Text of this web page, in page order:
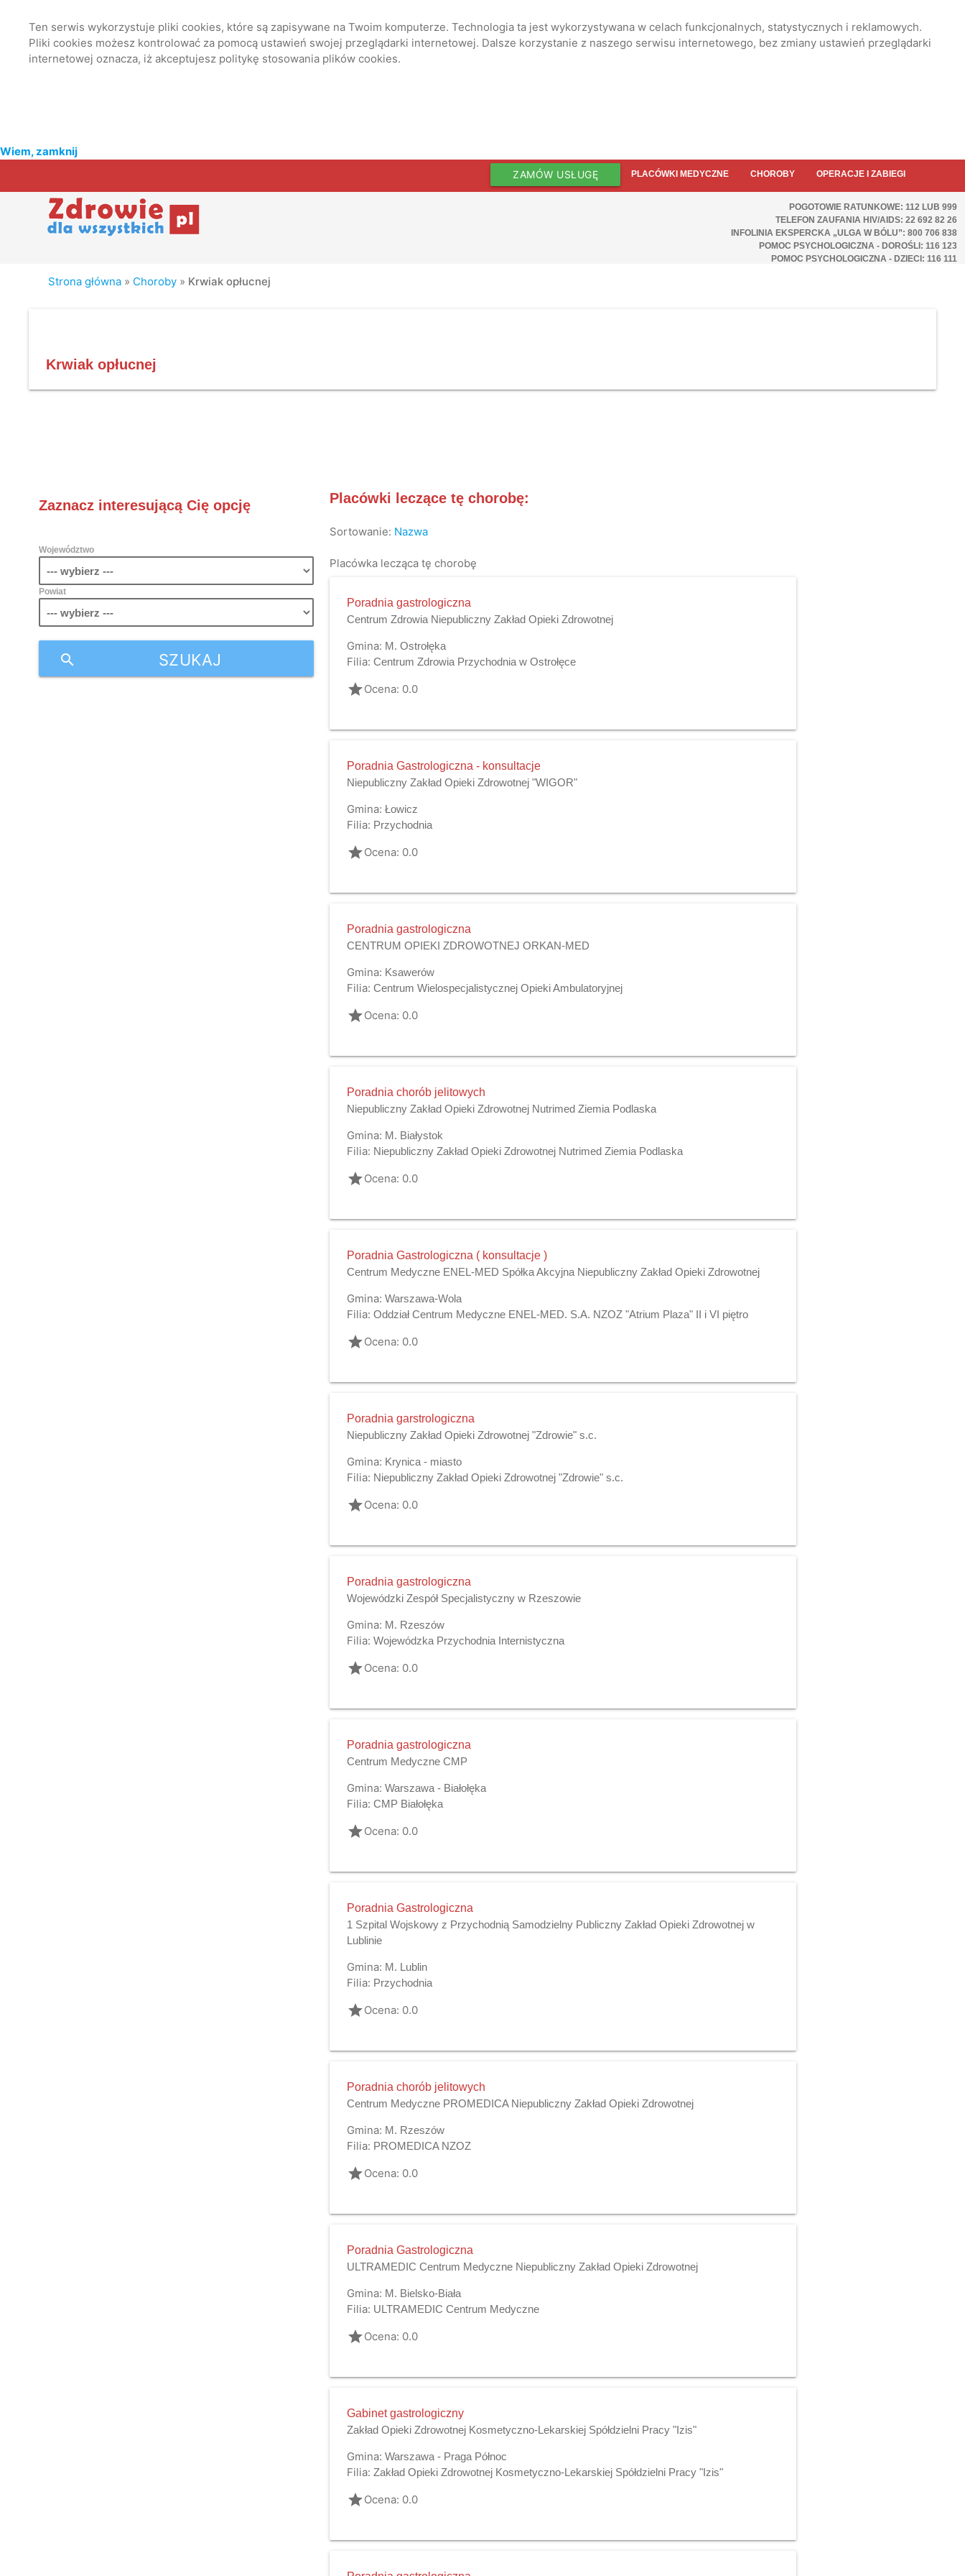
Ten serwis wykorzystuje pliki cookies, które są zapisywane na Twoim komputerze. Technologia ta jest wykorzystywana w celach funkcjonalnych, statystycznych i reklamowych.
Pliki cookies możesz kontrolować za pomocą ustawień swojej przeglądarki internetowej. Dalsze korzystanie z naszego serwisu internetowego, bez zmiany ustawień przeglądarki
internetowej oznacza, iż akceptujesz politykę stosowania plików cookies.
Wiem, zamknij
ZAMÓW USŁUGĘ PLACÓWKI MEDYCZNE CHOROBY OPERACJE I ZABIEGI
POGOTOWIE RATUNKOWE: 112 LUB 999
TELEFON ZAUFANIA HIV/AIDS: 22 692 82 26
INFOLINIA EKSPERCKA „ULGA W BÓLU”: 800 706 838
POMOC PSYCHOLOGICZNA - DOROŚLI: 116 123
POMOC PSYCHOLOGICZNA - DZIECI: 116 111
Strona główna » Choroby » Krwiak opłucnej
Krwiak opłucnej
Zaznacz interesującą Cię opcję
Województwo
Powiat
SZUKAJ
search
Placówki leczące tę chorobę:
Sortowanie: Nazwa
Placówka lecząca tę chorobę
Poradnia gastrologiczna
Centrum Zdrowia Niepubliczny Zakład Opieki Zdrowotnej
Gmina: M. Ostrołęka
Filia: Centrum Zdrowia Przychodnia w Ostrołęce
gradeOcena: 0.0
Poradnia Gastrologiczna - konsultacje
Niepubliczny Zakład Opieki Zdrowotnej "WIGOR"
Gmina: Łowicz
Filia: Przychodnia
gradeOcena: 0.0
Poradnia gastrologiczna
CENTRUM OPIEKI ZDROWOTNEJ ORKAN-MED
Gmina: Ksawerów
Filia: Centrum Wielospecjalistycznej Opieki Ambulatoryjnej
gradeOcena: 0.0
Poradnia chorób jelitowych
Niepubliczny Zakład Opieki Zdrowotnej Nutrimed Ziemia Podlaska
Gmina: M. Białystok
Filia: Niepubliczny Zakład Opieki Zdrowotnej Nutrimed Ziemia Podlaska
gradeOcena: 0.0
Poradnia Gastrologiczna ( konsultacje )
Centrum Medyczne ENEL-MED Spółka Akcyjna Niepubliczny Zakład Opieki Zdrowotnej
Gmina: Warszawa-Wola
Filia: Oddział Centrum Medyczne ENEL-MED. S.A. NZOZ "Atrium Plaza" II i VI piętro
gradeOcena: 0.0
Poradnia garstrologiczna
Niepubliczny Zakład Opieki Zdrowotnej "Zdrowie" s.c.
Gmina: Krynica - miasto
Filia: Niepubliczny Zakład Opieki Zdrowotnej "Zdrowie" s.c.
gradeOcena: 0.0
Poradnia gastrologiczna
Wojewódzki Zespół Specjalistyczny w Rzeszowie
Gmina: M. Rzeszów
Filia: Wojewódzka Przychodnia Internistyczna
gradeOcena: 0.0
Poradnia gastrologiczna
Centrum Medyczne CMP
Gmina: Warszawa - Białołęka
Filia: CMP Białołęka
gradeOcena: 0.0
Poradnia Gastrologiczna
1 Szpital Wojskowy z Przychodnią Samodzielny Publiczny Zakład Opieki Zdrowotnej w
Lublinie
Gmina: M. Lublin
Filia: Przychodnia
gradeOcena: 0.0
Poradnia chorób jelitowych
Centrum Medyczne PROMEDICA Niepubliczny Zakład Opieki Zdrowotnej
Gmina: M. Rzeszów
Filia: PROMEDICA NZOZ
gradeOcena: 0.0
Poradnia Gastrologiczna
ULTRAMEDIC Centrum Medyczne Niepubliczny Zakład Opieki Zdrowotnej
Gmina: M. Bielsko-Biała
Filia: ULTRAMEDIC Centrum Medyczne
gradeOcena: 0.0
Gabinet gastrologiczny
Zakład Opieki Zdrowotnej Kosmetyczno-Lekarskiej Spółdzielni Pracy "Izis"
Gmina: Warszawa - Praga Północ
Filia: Zakład Opieki Zdrowotnej Kosmetyczno-Lekarskiej Spółdzielni Pracy "Izis"
gradeOcena: 0.0